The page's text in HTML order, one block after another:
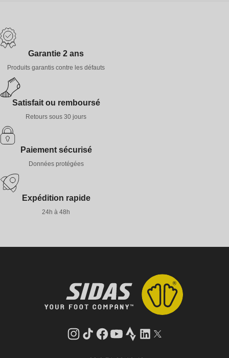
Garantie 2 ans
Produits garantis contre les défauts
Satisfait ou remboursé
Retours sous 30 jours
Paiement sécurisé
Données protégées
Expédition rapide
24h à 48h
Instagram
Tik
Facebook
YouTube
StravaLinkedInTwitter